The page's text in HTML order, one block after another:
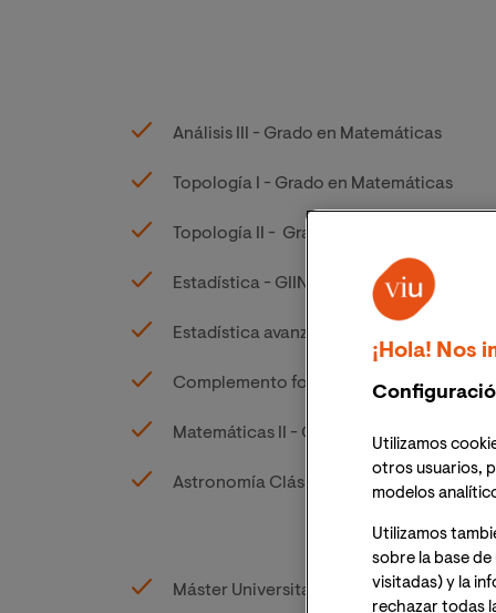
Análisis III - Grado en Matemáticas
Topología I - Grado en Matemáticas
Topología II - Grado en Matemáticas
Estadística - GIIN
Estadística avanzada - MBID
Complemento formativo: Herramientas
Matemáticas II - GIOI
Astronomía Clásica e Instrumentación
Máster Universitario en Análisis y
¡Hola! Nos
Utilizamos
otros usuarios,
modelos
Utilizamos
sobre la base
visitadas) y la
rechazar todas